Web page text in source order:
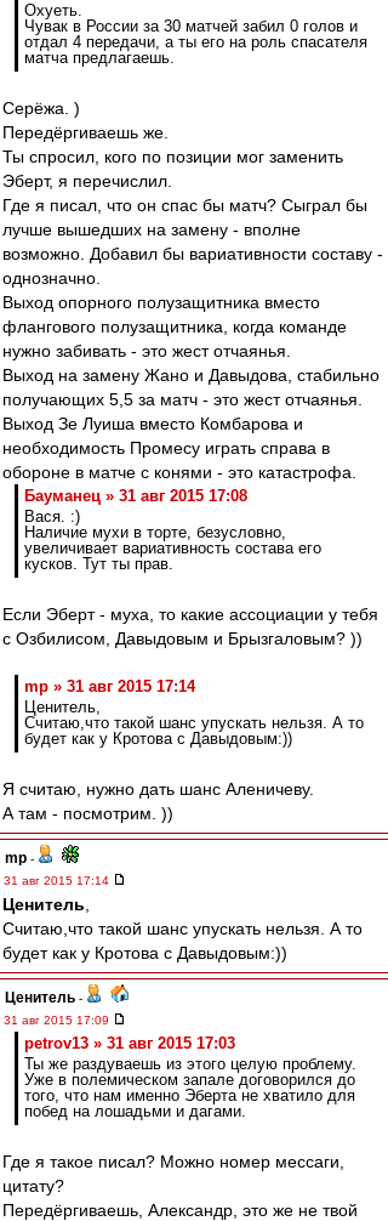
Охуеть.
Чувак в России за 30 матчей забил 0 голов и
отдал 4 передачи, а ты его на роль спасателя
матча предлагаешь.
Серёжа. )
Передёргиваешь же.
Ты спросил, кого по позиции мог заменить
Эберт, я перечислил.
Где я писал, что он спас бы матч? Сыграл бы
лучше вышедших на замену - вполне
возможно. Добавил бы вариативности составу -
однозначно.
Выход опорного полузащитника вместо
флангового полузащитника, когда команде
нужно забивать - это жест отчаянья.
Выход на замену Жано и Давыдова, стабильно
получающих 5,5 за матч - это жест отчаянья.
Выход Зе Луиша вместо Комбарова и
необходимость Промесу играть справа в
обороне в матче с конями - это катастрофа.
Бауманец » 31 авг 2015 17:08
Вася. :)
Наличие мухи в торте, безусловно,
увеличивает вариативность состава его
кусков. Тут ты прав.
Если Эберт - муха, то какие ассоциации у тебя
с Озбилисом, Давыдовым и Брызгаловым? ))
mp » 31 авг 2015 17:14
Ценитель,
Считаю,что такой шанс упускать нельзя. А то
будет как у Кротова с Давыдовым:))
Я считаю, нужно дать шанс Аленичеву.
А там - посмотрим. ))
mp -
31 авг 2015 17:14
Ценитель
Считаю,что такой шанс упускать нельзя. А то
будет как у Кротова с Давыдовым:))
Ценитель -
31 авг 2015 17:09
petrov13 » 31 авг 2015 17:03
Ты же раздуваешь из этого целую проблему.
Уже в полемическом запале договорился до
того, что нам именно Эберта не хватило для
побед на лошадьми и дагами.
Где я такое писал? Можно номер мессаги,
цитату?
Передёргиваешь, Александр, это же не твой